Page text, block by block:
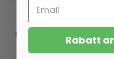
Produkte
Fotoabzüge
Rabatt